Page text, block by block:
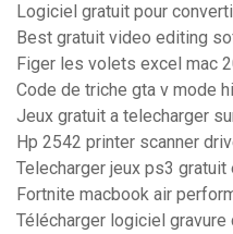
Logiciel gratuit pour
Best gratuit video editing
Figer les volets excel mac
Code de triche gta v mode
Jeux gratuit a telecharger
Hp 2542 printer scanner
Telecharger jeux ps3
Fortnite macbook air
Télécharger logiciel gravure